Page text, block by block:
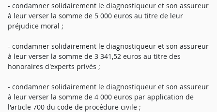
- condamner solidairement le diagnostiqueur et son assureur
à leur verser la somme de 5 000 euros au titre de leur
préjudice moral ;
- condamner solidairement le diagnostiqueur et son assureur
à leur verser la somme de 3 341,52 euros au titre des
honoraires d'experts privés ;
- condamner solidairement le diagnostiqueur et son assureur
à leur verser la somme de 4 000 euros par application de
l'article 700 du code de procédure civile ;